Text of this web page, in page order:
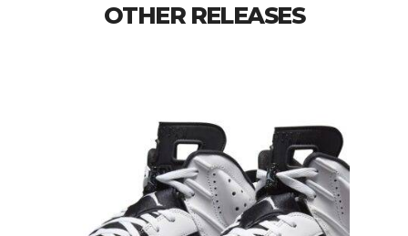
OTHER RELEASES